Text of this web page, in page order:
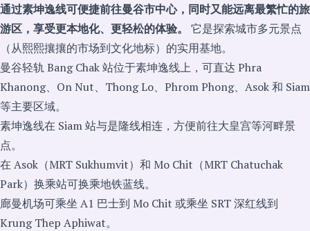
通过素坤逸线可便捷前往曼谷市中心，同时又能远离最繁忙的旅
游区，享受更本地化、更轻松的体验。
它是探索城市多元景点
（从熙熙攘攘的市场到文化地标）的实用基地。
曼谷轻轨 Bang Chak 站位于素坤逸线上，可直达 Phra
Khanong、On Nut、Thong Lo、Phrom Phong、Asok 和 Siam
等主要区域。
素坤逸线在 Siam 站与是隆线相连，方便前往大皇宫等河畔景
点。
在 Asok（MRT Sukhumvit）和 Mo Chit（MRT Chatuchak
Park）换乘站可换乘地铁蓝线。
廊曼机场可乘坐 A1 巴士到 Mo Chit 或乘坐 SRT 深红线到
Krung Thep Aphiwat。